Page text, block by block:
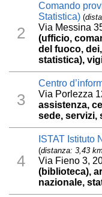
2
Comando
Statistica) (
Via Messina
(ufficio,
del fuoco,
statistica),
3
Centro
Via Porlezza
assistenza,
sede, servizi,
4
ISTAT Istituto
(distanza: 3,43
Via Fieno 3,
(biblioteca),
nazionale,